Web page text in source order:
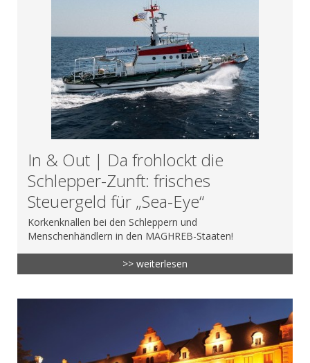
In & Out | Da frohlockt die
Schlepper-Zunft: frisches
Steuergeld für „Sea-Eye“
Korkenknallen bei den Schleppern und
Menschenhändlern in den MAGHREB-Staaten!
>> weiterlesen